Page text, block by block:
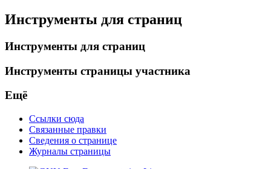
Инструменты для страниц
Инструменты для страниц
Инструменты страницы участника
Ещё
Ссылки сюда
Связанные правки
Сведения о странице
Журналы страницы